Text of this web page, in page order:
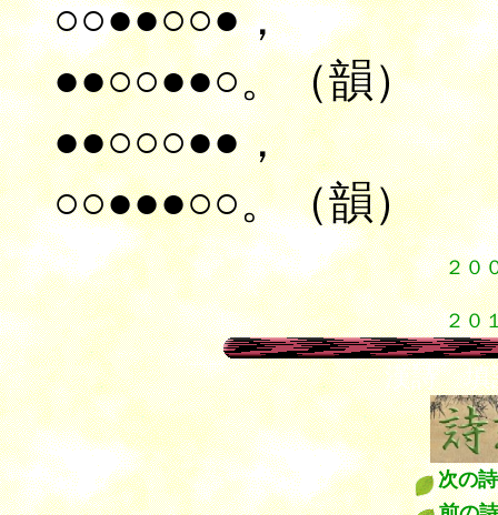
○○●●○○●，
●●○○●●○。（韻）
●●○○○●●，
○○●●●○○。（韻）
２０
５
２０
漢詩
次の